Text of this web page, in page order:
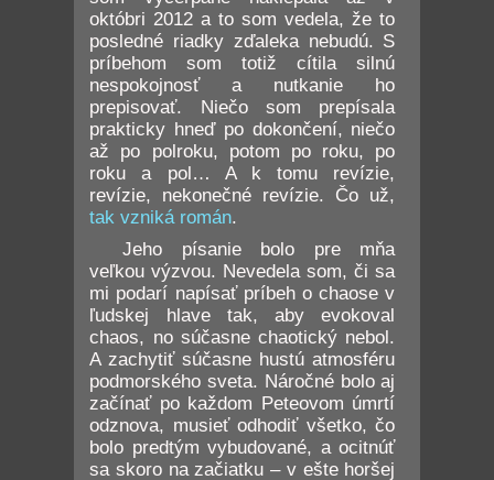
októbri 2012 a to som vedela, že to
posledné riadky zďaleka nebudú. S
príbehom som totiž cítila silnú
nespokojnosť a nutkanie ho
prepisovať. Niečo som prepísala
prakticky hneď po dokončení, niečo
až po polroku, potom po roku, po
roku a pol… A k tomu revízie,
revízie, nekonečné revízie. Čo už,
tak vzniká román.
Jeho písanie bolo pre mňa
veľkou výzvou. Nevedela som, či sa
mi podarí napísať príbeh o chaose v
ľudskej hlave tak, aby evokoval
chaos, no súčasne chaotický nebol.
A zachytiť súčasne hustú atmosféru
podmorského sveta. Náročné bolo aj
začínať po každom Peteovom úmrtí
odznova, musieť odhodiť všetko, čo
bolo predtým vybudované, a ocitnúť
sa skoro na začiatku – v ešte horšej